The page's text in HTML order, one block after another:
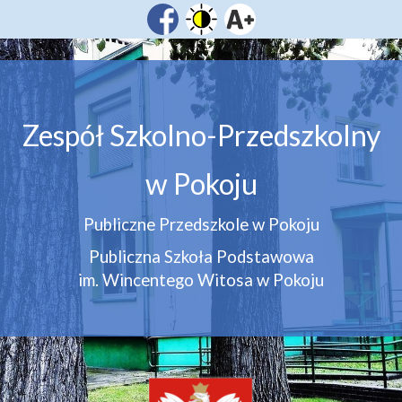
Zespół Szkolno-Przedszkolny
w Pokoju
Publiczne Przedszkole w Pokoju
Publiczna Szkoła Podstawowa
im. Wincentego Witosa w Pokoju